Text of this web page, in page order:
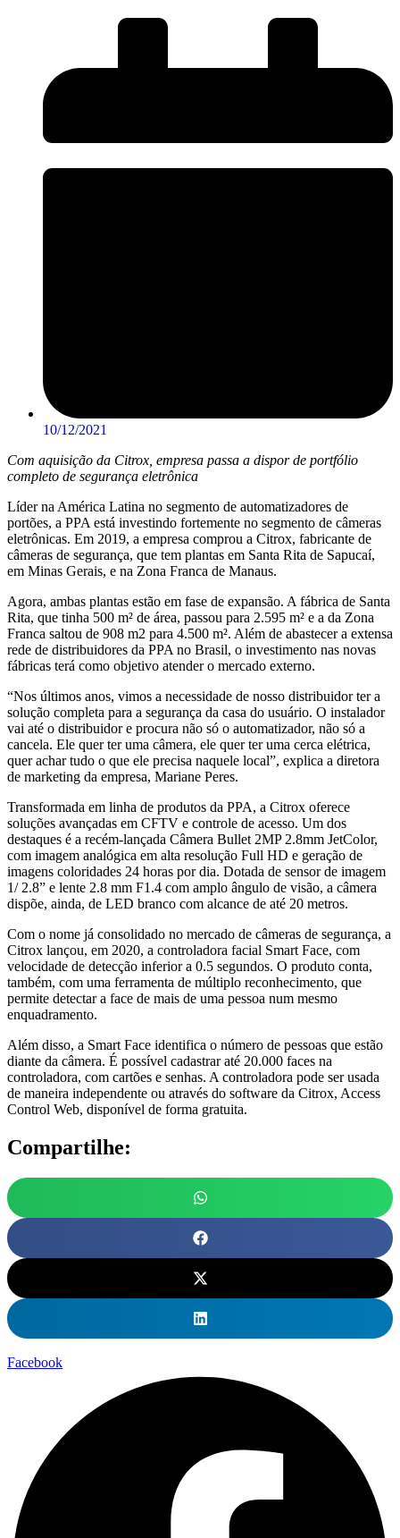
10/12/2021
Com aquisição da Citrox, empresa passa a dispor de portfólio
completo de segurança eletrônica
Líder na América Latina no segmento de automatizadores de
portões, a PPA está investindo fortemente no segmento de câmeras
eletrônicas. Em 2019, a empresa comprou a Citrox, fabricante de
câmeras de segurança, que tem plantas em Santa Rita de Sapucaí,
em Minas Gerais, e na Zona Franca de Manaus.
Agora, ambas plantas estão em fase de expansão. A fábrica de Santa
Rita, que tinha 500 m² de área, passou para 2.595 m² e a da Zona
Franca saltou de 908 m2 para 4.500 m². Além de abastecer a extensa
rede de distribuidores da PPA no Brasil, o investimento nas novas
fábricas terá como objetivo atender o mercado externo.
“Nos últimos anos, vimos a necessidade de nosso distribuidor ter a
solução completa para a segurança da casa do usuário. O instalador
vai até o distribuidor e procura não só o automatizador, não só a
cancela. Ele quer ter uma câmera, ele quer ter uma cerca elétrica,
quer achar tudo o que ele precisa naquele local”, explica a diretora
de marketing da empresa, Mariane Peres.
Transformada em linha de produtos da PPA, a Citrox oferece
soluções avançadas em CFTV e controle de acesso. Um dos
destaques é a recém-lançada Câmera Bullet 2MP 2.8mm JetColor,
com imagem analógica em alta resolução Full HD e geração de
imagens coloridades 24 horas por dia. Dotada de sensor de imagem
1/ 2.8” e lente 2.8 mm F1.4 com amplo ângulo de visão, a câmera
dispõe, ainda, de LED branco com alcance de até 20 metros.
Com o nome já consolidado no mercado de câmeras de segurança, a
Citrox lançou, em 2020, a controladora facial Smart Face, com
velocidade de detecção inferior a 0.5 segundos. O produto conta,
também, com uma ferramenta de múltiplo reconhecimento, que
permite detectar a face de mais de uma pessoa num mesmo
enquadramento.
Além disso, a Smart Face identifica o número de pessoas que estão
diante da câmera. É possível cadastrar até 20.000 faces na
controladora, com cartões e senhas. A controladora pode ser usada
de maneira independente ou através do software da Citrox, Access
Control Web, disponível de forma gratuita.
Compartilhe:
Facebook